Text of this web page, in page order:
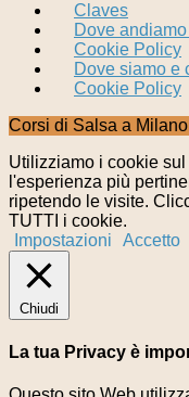
Claves
Dove
Cookie Policy
Dove siamo e
Cookie Policy
Corsi di Salsa a
Utilizziamo i cookie
l'esperienza più
ripetendo le visite.
TUTTI i cookie.
Impostazioni
Accetto
Chiudi
La tua Privacy è